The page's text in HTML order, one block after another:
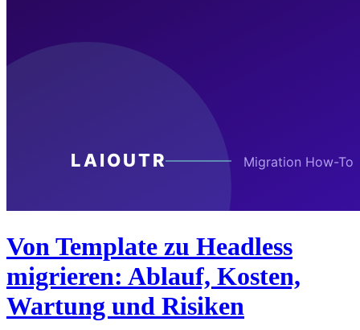
Von Template zu Headless
migrieren: Ablauf, Kosten,
Wartung und Risiken